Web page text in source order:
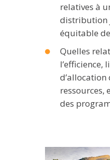
relatives à
distribution
équitable
Quelles
l’efficience,
d’allocation
ressources,
des